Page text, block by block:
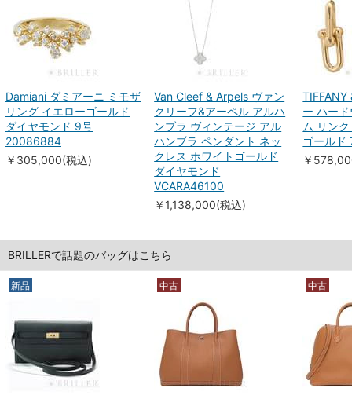
Damiani ダミアーニ ミモザ
リング イエローゴールド
ダイヤモンド 9号
20086884
￥305,000(税込)
Van Cleef & Arpels ヴァン
クリーフ&アーペル アルハ
ンブラ ヴィンテージ アル
ハンブラ ペンダント ネッ
クレス ホワイトゴールド
ダイヤモンド
VCARA46100
￥1,138,000(税込)
TIFFANY
ー ハー
ム リン
ゴール
￥
BRILLERで話題のバッグはこちら
新品 中古 中古